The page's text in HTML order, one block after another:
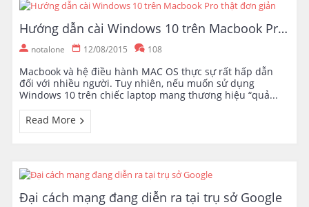
Hướng dẫn cài Windows 10 trên Macbook Pro thật đơn giản
notalone 12/08/2015 108
Macbook và hệ điều hành MAC OS thực sự rất hấp dẫn
đối với nhiều người. Tuy nhiên, nếu muốn sử dụng
Windows 10 trên chiếc laptop mang thương hiệu “quả...
Read More
Đại cách mạng đang diễn ra tại trụ sở Google